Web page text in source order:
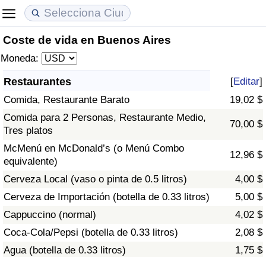
Coste de vida en Buenos Aires
Moneda:
Restaurantes [Editar]
Comida, Restaurante Barato
19,02 $
Comida para 2 Personas, Restaurante Medio,
Tres platos
70,00 $
McMenú en McDonald’s (o Menú Combo
equivalente)
12,96 $
Cerveza Local (vaso o pinta de 0.5 litros)
4,00 $
Cerveza de Importación (botella de 0.33 litros)
5,00 $
Cappuccino (normal)
4,02 $
Coca-Cola/Pepsi (botella de 0.33 litros)
2,08 $
Agua (botella de 0.33 litros)
1,75 $
Coste de vida
Índice de Costo de Vida
Índice de costo de vida por país
en aqaba
Precios de las propiedades
Índice de Precios de Inmuebles
Índice de Precios de Inmuebles por País
Calidad de Vida
Índice de Calidad de Vida (Actual)
Índice de calidad de vida por país
Delincuencia
Calificación del Índice de Criminalidad
(Actual)
Índice de Criminalidad